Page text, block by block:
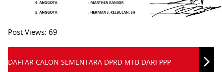
Post Views: 69
DAFTAR CALON SEMENTARA DPRD MTB DARI PPP